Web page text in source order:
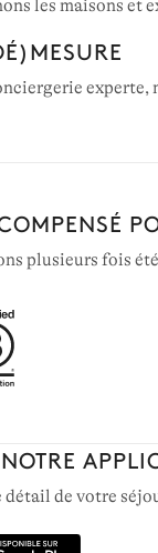
les maisons et
experte,
plusieurs fois
détail de votre